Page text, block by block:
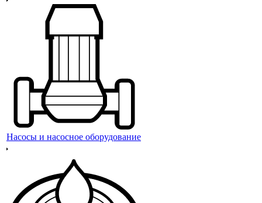
Насосы и насосное оборудование